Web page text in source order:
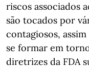
riscos associados
são tocados por
contagiosos,
se formar em
diretrizes da FDA